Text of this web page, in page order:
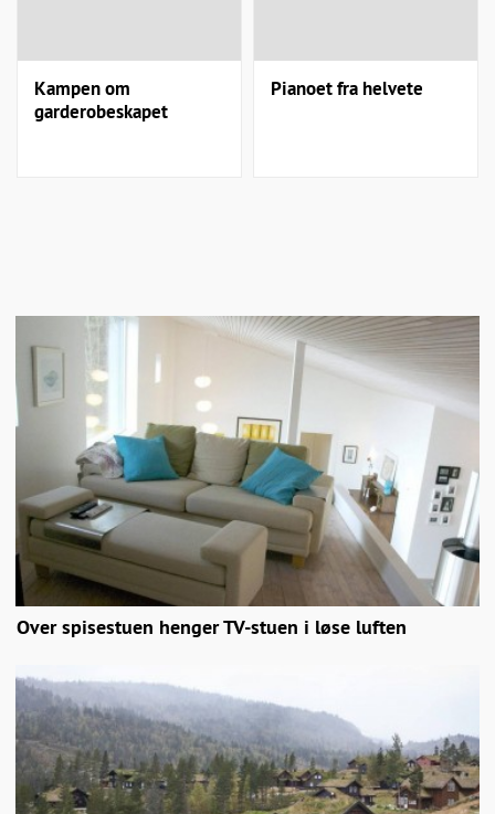
Kampen om
garderobeskapet
Pianoet fra helvete
Over spisestuen henger TV-stuen i løse luften